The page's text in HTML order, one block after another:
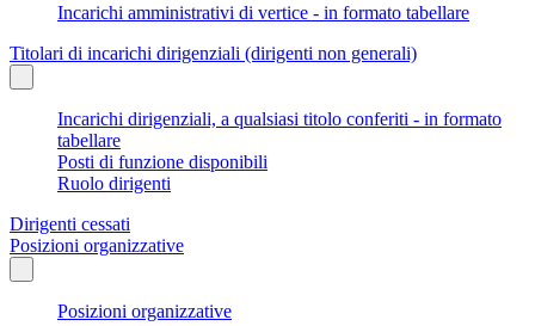
Incarichi amministrativi di vertice - in formato tabellare
Titolari di incarichi dirigenziali (dirigenti non generali)
Incarichi dirigenziali, a qualsiasi titolo conferiti - in formato
tabellare
Posti di funzione disponibili
Ruolo dirigenti
Dirigenti cessati
Posizioni organizzative
Posizioni organizzative